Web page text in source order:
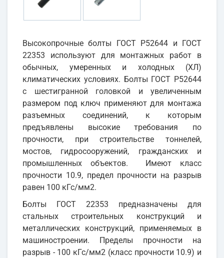
Высокопрочные болты ГОСТ Р52644 и ГОСТ
22353 используют для монтажных работ в
обычных, умеренных и холодных (ХЛ)
климатических условиях. Болты ГОСТ Р52644
с шестигранной головкой и увеличенным
размером под ключ применяют для монтажа
разъемных соединений, к которым
предъявлены высокие требования по
прочности, при строительстве тоннелей,
мостов, гидросооружений, гражданских и
промышленных объектов. Имеют класс
прочности 10.9, предел прочности на разрыв
равен 100 кГс/мм2.
Болты ГОСТ 22353 предназначены для
стальных строительных конструкций и
металлических конструкций, применяемых в
машиностроении. Пределы прочности на
разрыв - 100 кГс/мм2 (класс прочности 10.9) и